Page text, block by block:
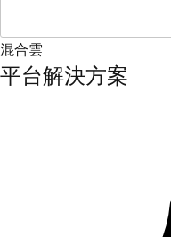
混合雲
平台解決方案